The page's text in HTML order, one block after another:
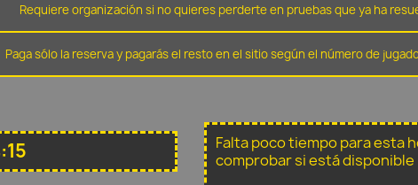
Requiere organización si no quieres perderte en pruebas que ya ha
Paga sólo la reserva y pagarás el resto en el sitio según el número de
Falta poco tiempo para esta
comprobar si está disponible